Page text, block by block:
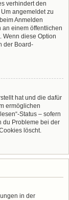
verhindert den
angemeldet zu
Anmelden
einem öffentlichen
Wenn diese Option
der Board-
hat und die dafür
ermöglichen
Status – sofern
du Probleme bei der
löscht.
in der